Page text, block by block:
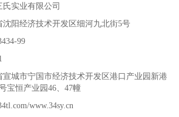
氏实业有限公司
沈阳经济技术开发区细河九北街5号
99
宣城市宁国市经济技术开发区港口产业园新港
宝恒产业园46、47幢
www.34sy.cn